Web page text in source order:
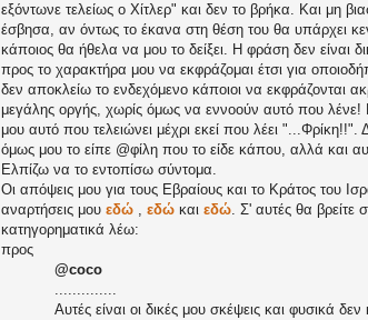
εξόντωνε τελείως ο Χίτλερ" και δεν το βρήκα. Και μη
έσβησα, αν όντως το έκανα στη θέση του θα υπάρχει
κάποιος θα ήθελα να μου το δείξει. Η φράση δεν είναι
προς το χαρακτήρα μου να εκφράζομαι έτσι για
δεν αποκλείω το ενδεχόμενο κάποιοι να εκφράζονται
μεγάλης οργής, χωρίς όμως να εννοούν αυτό που λένε!
μου αυτό που τελειώνει μέχρι εκεί που λέει
όμως μου το είπε @φίλη που το είδε κάπου, αλλά και
Ελπίζω να το εντοπίσω σύντομα.
Οι απόψεις μου για τους Εβραίους και το Κράτος του
αναρτήσεις μου εδώ , εδώ και εδώ. Σ' αυτές θα βρείτε
κατηγορηματικά λέω:
προς
@coco
..............
Αυτές είναι οι δικές μου σκέψεις και φυσικά